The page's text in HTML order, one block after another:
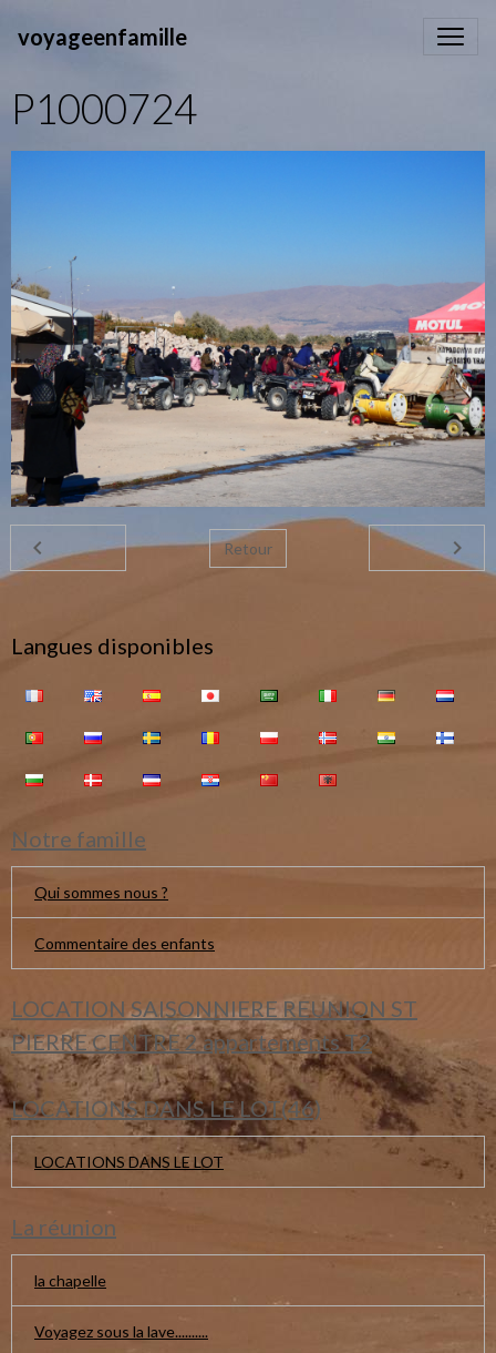
voyageenfamille
P1000724
Retour
Langues disponibles
Notre famille
Qui sommes nous ?
Commentaire des enfants
LOCATION SAISONNIERE REUNION ST
PIERRE CENTRE 2 appartements T2
LOCATIONS DANS LE LOT(46)
LOCATIONS DANS LE LOT
La réunion
la chapelle
Voyagez sous la lave..........